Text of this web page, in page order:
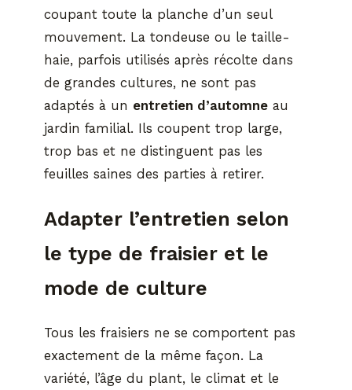
coupant toute la planche d’un seul
mouvement. La tondeuse ou le taille-
haie, parfois utilisés après récolte dans
de grandes cultures, ne sont pas
adaptés à un entretien d’automne au
jardin familial. Ils coupent trop large,
trop bas et ne distinguent pas les
feuilles saines des parties à retirer.
Adapter l’entretien selon
le type de fraisier et le
mode de culture
Tous les fraisiers ne se comportent pas
exactement de la même façon. La
variété, l’âge du plant, le climat et le